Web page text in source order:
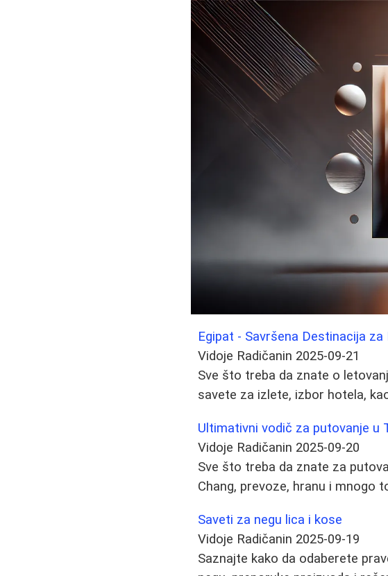
Egipat - Savršena Destinacija za
Vidoje Radičanin 2025-09-21
Sve što treba da znate o
savete za izlete, izbor hotela,
Ultimativni vodič za putovanje u
Vidoje Radičanin 2025-09-20
Sve što treba da znate za
Chang, prevoze, hranu i mnogo
Saveti za negu lica i kose
Vidoje Radičanin 2025-09-19
Saznajte kako da odaberete